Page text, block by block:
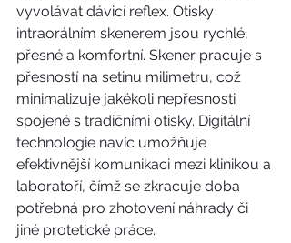
vyvolávat dávicí reflex. Otisky
intraorálním skenerem jsou rychlé,
přesné a komfortní. Skener pracuje s
přesností na setinu milimetru, což
minimalizuje jakékoli nepřesnosti
spojené s tradičními otisky. Digitální
technologie navíc umožňuje
efektivnější komunikaci mezi klinikou a
laboratoří, čímž se zkracuje doba
potřebná pro zhotovení náhrady či
jiné protetické práce.